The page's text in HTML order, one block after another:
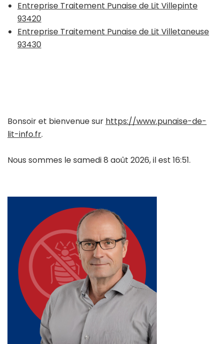
Entreprise Traitement Punaise de Lit Villepinte
93420
Entreprise Traitement Punaise de Lit Villetaneuse
93430
Bonsoir et bienvenue sur https://www.punaise-de-
lit-info.fr.
Nous sommes le samedi 8 août 2026, il est 16:51.